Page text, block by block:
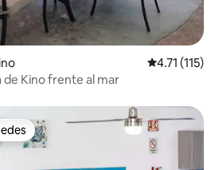
Calificación
4.71 (115)
de Kino frente al mar